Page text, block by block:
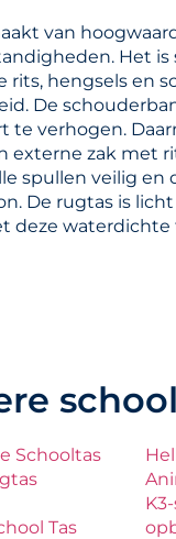
van
Het is
rits, hengsels en
De
te verhogen.
externe zak met
spullen veilig en
De rugtas is
deze waterdichte
Schooltas
Tas